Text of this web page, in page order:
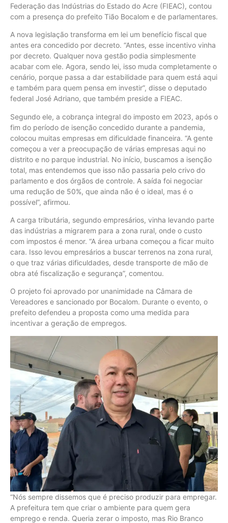
Federação das Indústrias do Estado do Acre (FIEAC), contou
com a presença do prefeito Tião Bocalom e de parlamentares.
A nova legislação transforma em lei um benefício fiscal que
antes era concedido por decreto. “Antes, esse incentivo vinha
por decreto. Qualquer nova gestão podia simplesmente
acabar com ele. Agora, sendo lei, isso muda completamente o
cenário, porque passa a dar estabilidade para quem está aqui
e também para quem pensa em investir”, disse o deputado
federal José Adriano, que também preside a FIEAC.
Segundo ele, a cobrança integral do imposto em 2023, após o
fim do período de isenção concedido durante a pandemia,
colocou muitas empresas em dificuldade financeira. “A gente
começou a ver a preocupação de várias empresas aqui no
distrito e no parque industrial. No início, buscamos a isenção
total, mas entendemos que isso não passaria pelo crivo do
parlamento e dos órgãos de controle. A saída foi negociar
uma redução de 50%, que ainda não é o ideal, mas é o
possível”, afirmou.
A carga tributária, segundo empresários, vinha levando parte
das indústrias a migrarem para a zona rural, onde o custo
com impostos é menor. “A área urbana começou a ficar muito
cara. Isso levou empresários a buscar terrenos na zona rural,
o que traz várias dificuldades, desde transporte de mão de
obra até fiscalização e segurança”, comentou.
O projeto foi aprovado por unanimidade na Câmara de
Vereadores e sancionado por Bocalom. Durante o evento, o
prefeito defendeu a proposta como uma medida para
incentivar a geração de empregos.
“Nós sempre dissemos que é preciso produzir para empregar.
A prefeitura tem que criar o ambiente para quem gera
emprego e renda. Queria zerar o imposto, mas Rio Branco